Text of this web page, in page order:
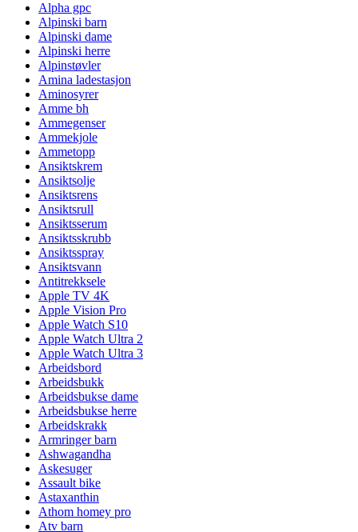
Alpha gpc
Alpinski barn
Alpinski dame
Alpinski herre
Alpinstøvler
Amina ladestasjon
Aminosyrer
Amme bh
Ammegenser
Ammekjole
Ammetopp
Ansiktskrem
Ansiktsolje
Ansiktsrens
Ansiktsrull
Ansiktsserum
Ansiktsskrubb
Ansiktsspray
Ansiktsvann
Antitrekksele
Apple TV 4K
Apple Vision Pro
Apple Watch S10
Apple Watch Ultra 2
Apple Watch Ultra 3
Arbeidsbord
Arbeidsbukk
Arbeidsbukse dame
Arbeidsbukse herre
Arbeidskrakk
Armringer barn
Ashwagandha
Askesuger
Assault bike
Astaxanthin
Athom homey pro
Atv barn